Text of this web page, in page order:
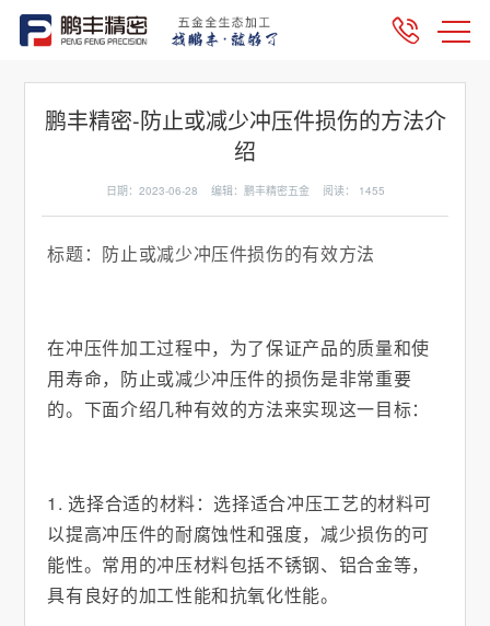
鹏丰精密-防止或减少冲压件损伤的方法介
绍
日期：2023-06-28 编辑：鹏丰精密五金 阅读： 1455
标题：防止或减少冲压件损伤的有效方法
在冲压件加工过程中，为了保证产品的质量和使
用寿命，防止或减少冲压件的损伤是非常重要
的。下面介绍几种有效的方法来实现这一目标：
1. 选择合适的材料：选择适合冲压工艺的材料可
以提高冲压件的耐腐蚀性和强度，减少损伤的可
能性。常用的冲压材料包括不锈钢、铝合金等，
具有良好的加工性能和抗氧化性能。